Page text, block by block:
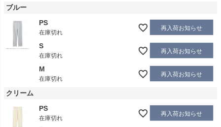
ブルー
PS
在庫切れ
再入荷お知らせ
S
在庫切れ
再入荷お知らせ
M
在庫切れ
再入荷お知らせ
クリーム
PS
在庫切れ
再入荷お知らせ